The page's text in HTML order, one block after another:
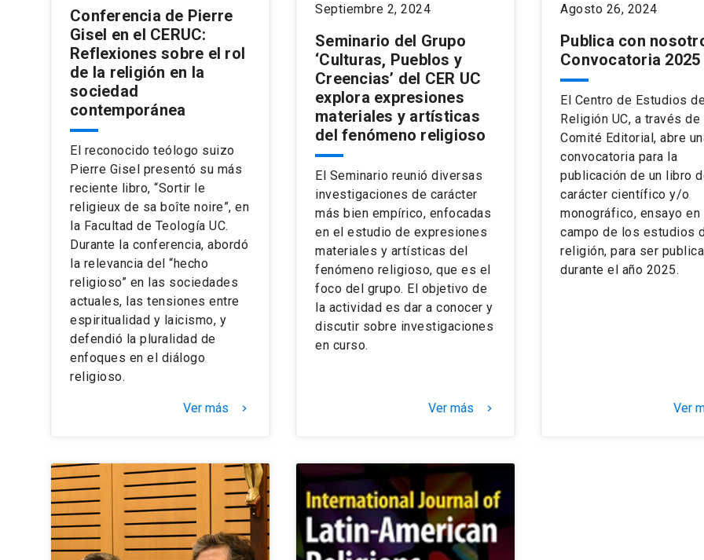
Conferencia de Pierre
Gisel en el CERUC:
Reflexiones sobre el rol
de la religión en la
sociedad
contemporánea
El reconocido teólogo suizo
Pierre Gisel presentó su más
reciente libro, “Sortir le
religieux de sa boîte noire”, en
la Facultad de Teología UC.
Durante la conferencia, abordó
la relevancia del “hecho
religioso” en las sociedades
actuales, las tensiones entre
espiritualidad y laicismo, y
defendió la pluralidad de
enfoques en el diálogo
religioso.
Ver más keyboard_arrow_right
Septiembre 2, 2024
Seminario del Grupo
‘Culturas, Pueblos y
Creencias’ del CER UC
explora expresiones
materiales y artísticas
del fenómeno religioso
El Seminario reunió diversas
investigaciones de carácter
más bien empírico, enfocadas
en el estudio de expresiones
materiales y artísticas del
fenómeno religioso, que es el
foco del grupo. El objetivo de
la actividad es dar a conocer y
discutir sobre investigaciones
en curso.
Ver más keyboard_arrow_right
Agosto 26, 2024
Publica con
Convocatoria 2025
El Centro de Estudios
Religión UC, a través de
Comité Editorial, abre
convocatoria para la
publicación de un libro
carácter científico y/o
monográfico, ensayo en
campo de los estudios
religión, para ser
durante el año 2025.
Ver